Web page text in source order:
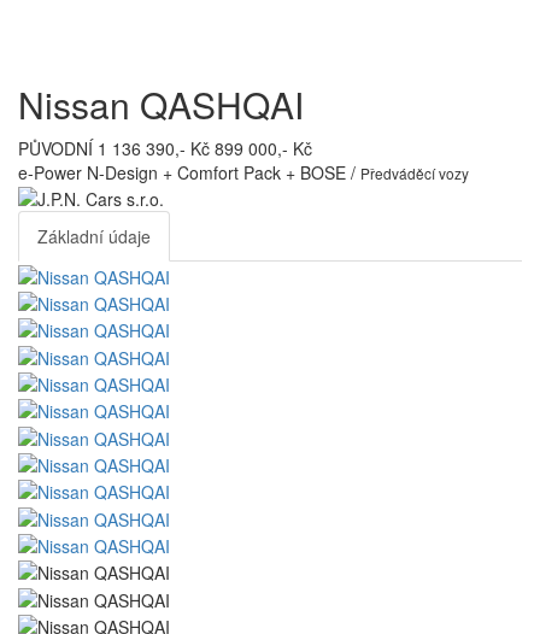
Nissan QASHQAI
PŮVODNÍ 1 136 390,- Kč 899 000,- Kč
e-Power N-Design + Comfort Pack + BOSE / Předváděcí vozy
Základní údaje